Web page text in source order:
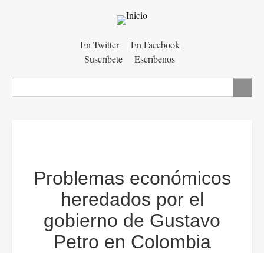
En Twitter
En Facebook
Suscríbete
Escríbenos
Problemas económicos
heredados por el
gobierno de Gustavo
Petro en Colombia